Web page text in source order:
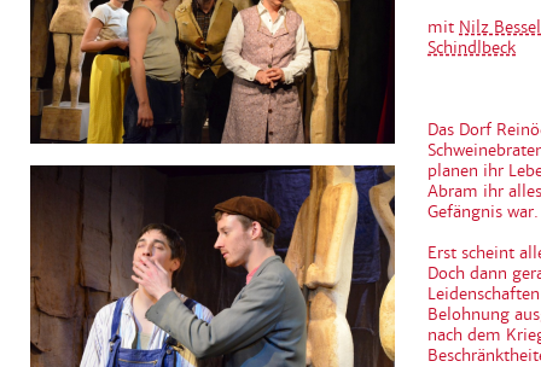
mit Nilz Bessel
Schindlbeck
Das Dorf
planen ihr
Abram ihr
Gefängnis war.
Erst scheint
Doch dann
Belohnung
nach dem